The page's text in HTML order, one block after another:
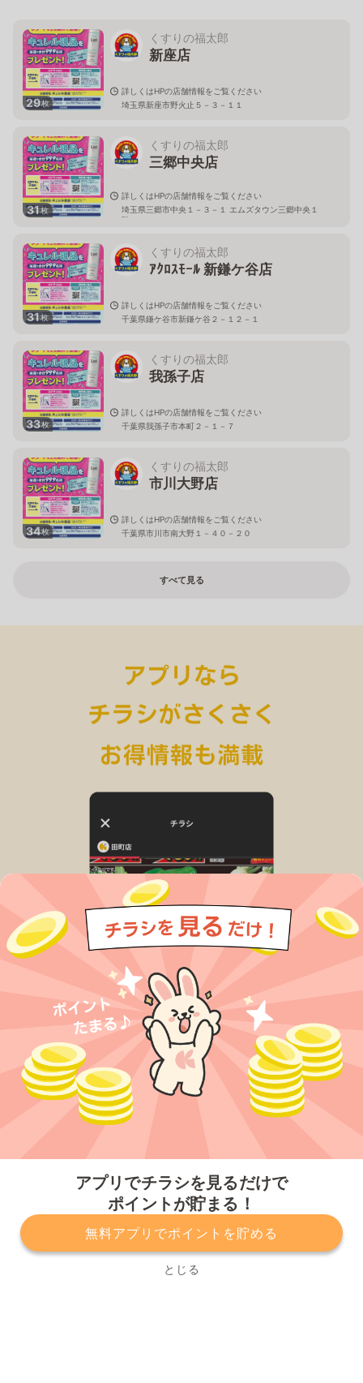
アプリでチラシを見るだけで
ポイントが貯まる！
無料アプリでポイントを貯める
とじる
29枚
くすりの福太郎
新座店
詳しくはHPの店舗情報をご覧ください
埼玉県新座市野火止５－３－１１
31枚
くすりの福太郎
三郷中央店
詳しくはHPの店舗情報をご覧ください
埼玉県三郷市中央１－３－１ エムズタウン三郷中央１
階
31枚
くすりの福太郎
ｱｸﾛｽﾓｰﾙ 新鎌ケ谷店
詳しくはHPの店舗情報をご覧ください
千葉県鎌ケ谷市新鎌ケ谷２－１２－１
33枚
くすりの福太郎
我孫子店
詳しくはHPの店舗情報をご覧ください
千葉県我孫子市本町２－１－７
34枚
くすりの福太郎
市川大野店
詳しくはHPの店舗情報をご覧ください
千葉県市川市南大野１－４０－２０
すべて見る
プライバシーポリシー 利用規約
運営会社
サービスに関してのお問い合わせ